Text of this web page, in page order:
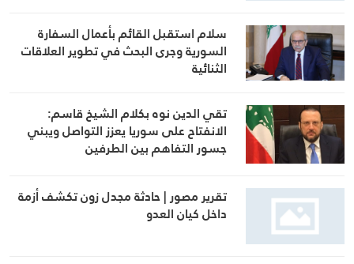
سلام استقبل القائم بأعمال السفارة
السورية وجرى البحث في تطوير العلاقات
الثنائية
تقي الدين نوه بكلام الشيخ قاسم:
الانفتاح على سوريا يعزز التواصل ويبني
جسور التفاهم بين الطرفين
تقرير مصور | حادثة مجدل زون تكشف أزمة
داخل كيان العدو